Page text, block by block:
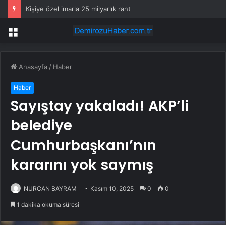
Kişiye özel imarla 25 milyarlık rant
Menü
Anasayfa / Haber
Haber
Sayıştay yakaladı! AKP’li
belediye
Cumhurbaşkanı’nın
kararını yok saymış
NURCAN BAYRAM Kasım 10, 2025 0 0
1 dakika okuma süresi